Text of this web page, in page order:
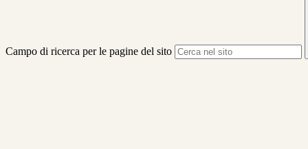
Campo di ricerca per le pagine del sito